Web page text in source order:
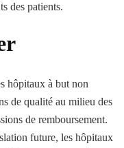
des patients.
hôpitaux à but non
de qualité au milieu des
de remboursement.
future, les hôpitaux